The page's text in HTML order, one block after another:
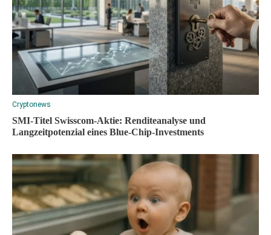
Cryptonews
SMI-Titel Swisscom-Aktie: Renditeanalyse und
Langzeitpotenzial eines Blue-Chip-Investments